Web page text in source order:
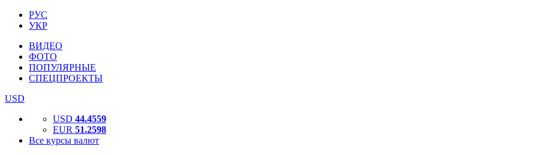
РУС
УКР
ВИДЕО
ФОТО
ПОПУЛЯРНЫЕ
СПЕЦПРОЕКТЫ
USD
USD 44.4559
EUR 51.2598
Все курсы валют